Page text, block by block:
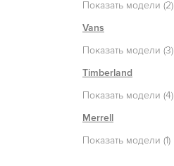
Показать модели (2)
Vans
Показать модели (3)
Timberland
Показать модели (4)
Merrell
Показать модели (1)